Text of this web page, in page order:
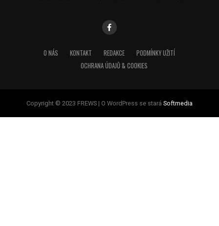
O NÁS KONTAKT REDAKCE
PODMÍNKY UŽITÍ
OCHRANA ÚDAJŮ & COOKIES
Copyright © 2023 FREWS | O WordPress se stará Softmedia